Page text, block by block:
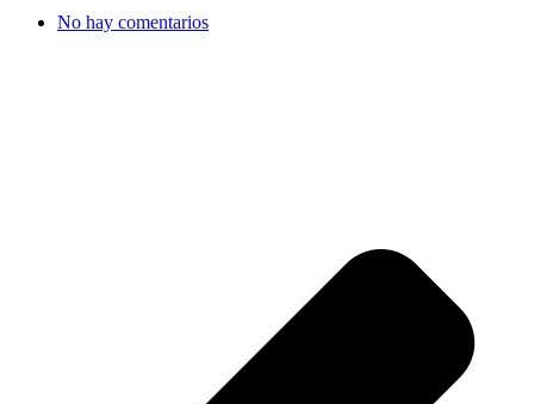
No hay comentarios